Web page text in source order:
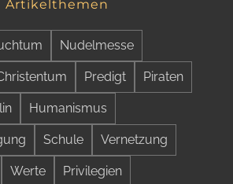
Artikelthemen
Nudelmesse
Predigt Piraten
Humanismus
Schule Vernetzung
Werte Privilegien